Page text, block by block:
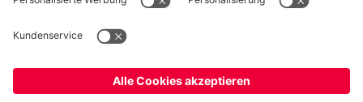
Preise inklusive MwSt. und zzgl. Versandkosten
© FC Bayern München AG
Ja,Deutschland, um dorthin zu liefern!